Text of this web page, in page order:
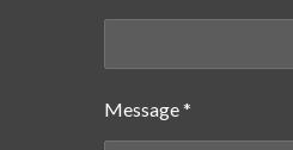
Message *